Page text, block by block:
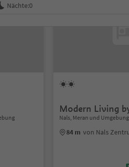
Nächte:0
Modern Living
Nals, Meran und Umgebung
84 m von Nals